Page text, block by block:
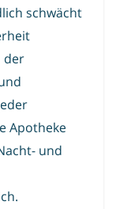
schwächt
der
Apotheke
und